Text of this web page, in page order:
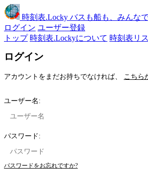
時刻表.Locky バスも船も、みんな
ログイン ユーザー登録
トップ 時刻表.Lockyについて 時刻表リ
ログイン
アカウントをまだお持ちでなければ、 こちら
ユーザー名:
パスワード:
パスワードをお忘れですか?